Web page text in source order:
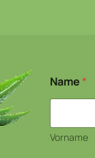
Name*
Vorname